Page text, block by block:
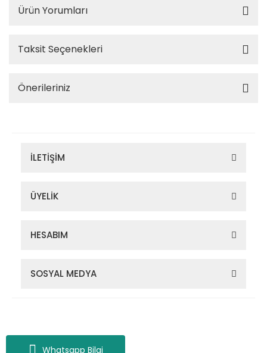
Whatsapp Bilgi
Ürün Yorumları
Taksit Seçenekleri
Önerileriniz
İLETİŞİM
ÜYELİK
HESABIM
SOSYAL MEDYA